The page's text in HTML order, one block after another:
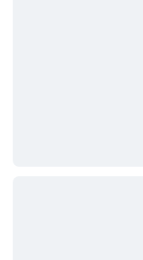
Populære